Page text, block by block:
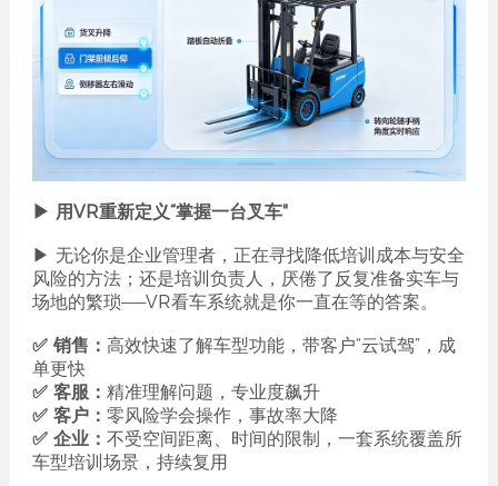
▶ 用VR重新定义“掌握一台叉车"
▶ 无论你是企业管理者，正在寻找降低培训成本与安全
风险的方法；还是培训负责人，厌倦了反复准备实车与
场地的繁琐——VR看车系统就是你一直在等的答案。
✅ 销售： 高效快速了解车型功能，带客户“云试驾”，成
单更快
✅ 客服： 精准理解问题，专业度飙升
✅ 客户： 零风险学会操作，事故率大降
✅ 企业： 不受空间距离、时间的限制，一套系统覆盖所
车型培训场景，持续复用